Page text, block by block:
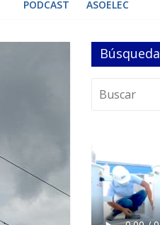
PODCAST ASOELEC
Búsqueda